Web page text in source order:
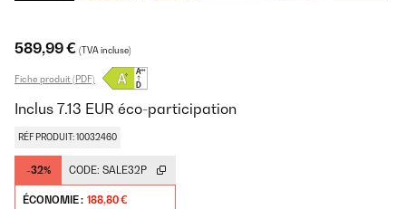
589,99 € (TVA incluse)
Fiche produit (PDF)
Inclus 7.13 EUR éco-participation
RÉF PRODUIT: 10032460
-32% CODE: SALE32P
ÉCONOMIE : 188,80 €